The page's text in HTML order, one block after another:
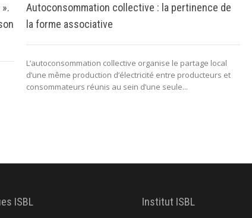
Autoconsommation collective : la pertinence de
la forme associative
L’autoconsommation collective organise le partage local
d’une même production d’électricité entre producteurs et
consommateurs réunis au sein d’une seule...
ISBL Institut ISBL